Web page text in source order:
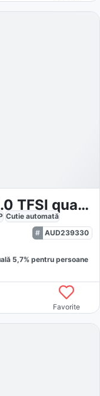
Audi RS6 RS 6 Avant 4.0 TFSI quattro
Cutie automată
AUD239330
5,7% pentru persoane
Favorite